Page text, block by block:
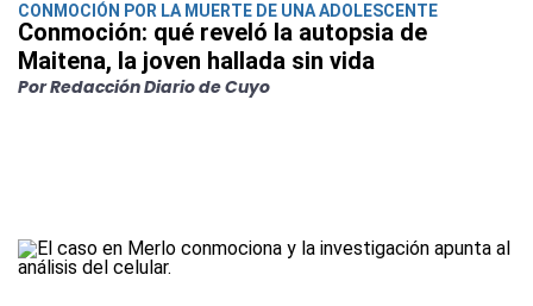
CONMOCIÓN POR LA MUERTE DE UNA ADOLESCENTE
Conmoción: qué reveló la autopsia de
Maitena, la joven hallada sin vida
Por Redacción Diario de Cuyo